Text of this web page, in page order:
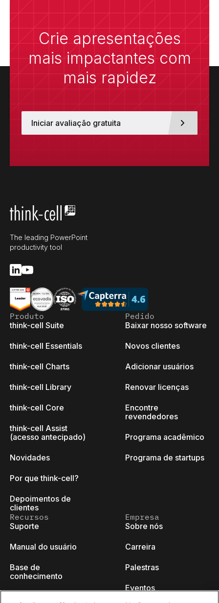
Crie apresentações
mais impactantes com
mais rapidez
Iniciar avaliação gratuita
The leading PowerPoint
productivity tool
Produto
think-cell Suite
think-cell Essentials
think-cell Charts
think-cell Library
think-cell Core
think-cell Assist
(acesso antecipado)
Novidades
Por que think-cell?
Depoimentos de
clientes
Pedido
Baixar nosso software
Novos clientes
Adicionar usuários
Renovar licenças
Encontre
revendedores
Programa acadêmico
Programa de startups
Recursos
Suporte
Manual do usuário
Base de
conhecimento
Empresa
Sobre nós
Carreira
Palestras
Eventos